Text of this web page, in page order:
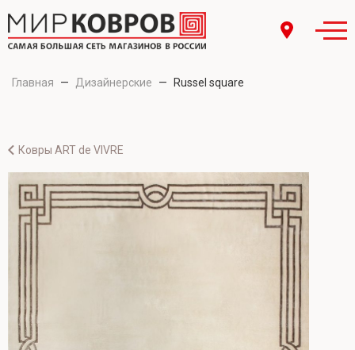
Главная — Дизайнерские — Russel square
Ковры ART de VIVRE